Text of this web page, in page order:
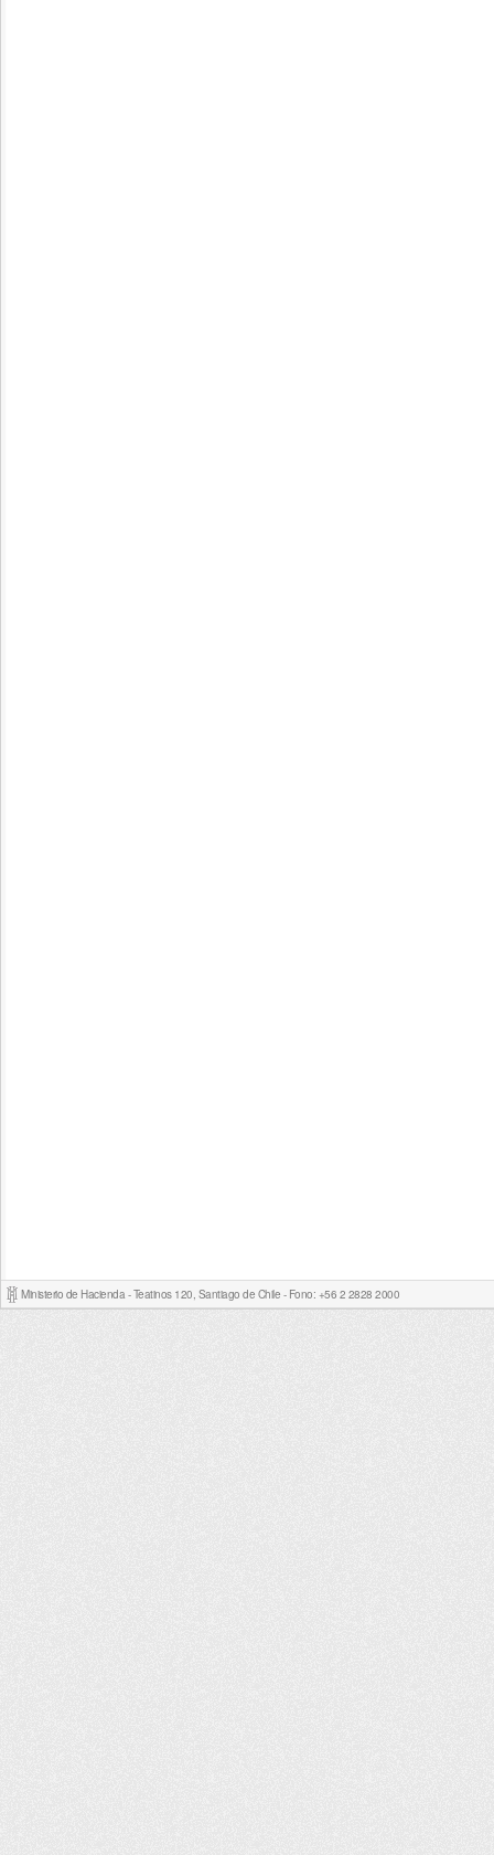
Ministerio de Hacienda - Teatinos 120, Santiago de Chile - Fono: +56 2 2828 2000